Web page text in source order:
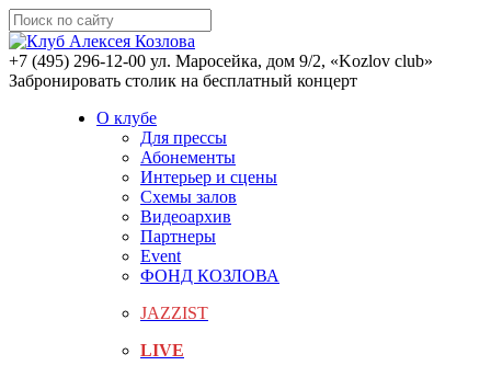
+7 (495) 296-12-00 ул. Маросейка, дом 9/2, «Kozlov club»
Забронировать столик на бесплатный концерт
О клубе
Для прессы
Абонементы
Интерьер и сцены
Схемы залов
Видеоархив
Партнеры
Event
ФОНД КОЗЛОВА
JAZZIST
LIVE